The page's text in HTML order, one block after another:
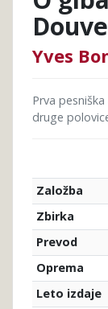
Douve
Yves
Prva
druge
Založba
Zbirka
Prevod
Oprema
Leto izdaje